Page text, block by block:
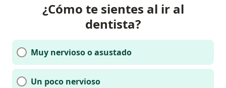
¿Cómo te sientes al ir al
dentista?
Muy nervioso o asustado
Un poco nervioso